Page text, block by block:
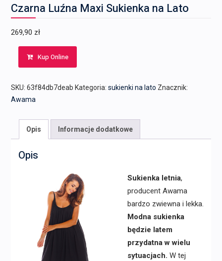
Czarna Luźna Maxi Sukienka na Lato
269,90 zł
Kup Online
SKU: 63f84db7deab Kategoria: sukienki na lato Znacznik:
Awama
Opis Informacje dodatkowe
Opis
Sukienka letnia,
producent Awama
bardzo zwiewna i lekka.
Modna sukienka
będzie latem
przydatna w wielu
sytuacjach. W tej